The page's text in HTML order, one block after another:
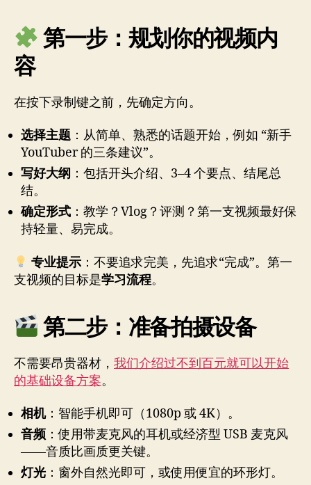
第一步：规划你的视频内
容
在按下录制键之前，先确定方向。
选择主题 ：从简单、熟悉的话题开始，例如 “新手
YouTuber 的三条建议”。
写好大纲 ：包括开头介绍、3–4 个要点、结尾总
结。
确定形式 ：教学？Vlog？评测？第一支视频最好保
持轻量、易完成。
专业提示：不要追求完美，先追求“完成”。第一
支视频的目标是学习流程。
第二步：准备拍摄设备
不需要昂贵器材， 我们介绍过不到百元就可以开始
的基础设备方案。
相机：智能手机即可（1080p 或 4K）。
音频 ：使用带麦克风的耳机或经济型 USB 麦克风
——音质比画质更关键。
灯光 ：窗外自然光即可，或使用便宜的环形灯。